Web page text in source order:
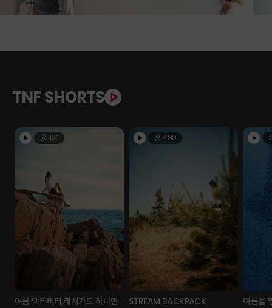
TNF SHORTS
161
여름 액티비티,래시가드 하나면
480
STREAM BACKPACK 여름을